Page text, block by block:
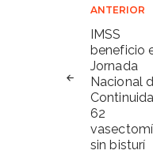
de
ANTERIOR
IMSS
beneficio
Jornada
Nacional
62
sin bisturí